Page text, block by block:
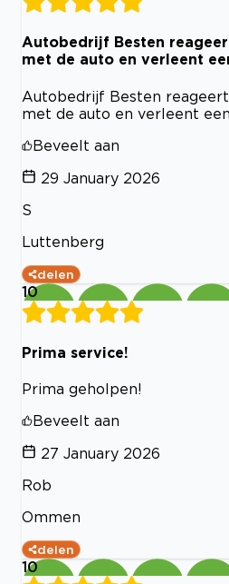
Autobedrijf Besten
met de auto en verleent
Autobedrijf Besten
met de auto en verleent
Beveelt aan
29 January 2026
S
Luttenberg
delen
10
Prima service!
Prima geholpen!
Beveelt aan
27 January 2026
Rob
Ommen
delen
10